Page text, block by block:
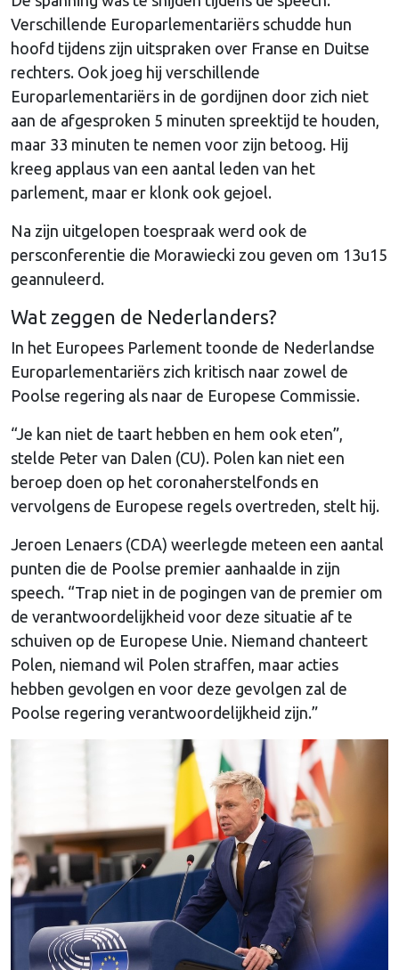
Verschillende Europarlementariërs schudde hun
hoofd tijdens zijn uitspraken over Franse en Duitse
rechters. Ook joeg hij verschillende
Europarlementariërs in de gordijnen door zich niet
aan de afgesproken 5 minuten spreektijd te houden,
maar 33 minuten te nemen voor zijn betoog. Hij
kreeg applaus van een aantal leden van het
parlement, maar er klonk ook gejoel.
Na zijn uitgelopen toespraak werd ook de
persconferentie die Morawiecki zou geven om 13u15
geannuleerd.
Wat zeggen de Nederlanders?
In het Europees Parlement toonde de Nederlandse
Europarlementariërs zich kritisch naar zowel de
Poolse regering als naar de Europese Commissie.
“Je kan niet de taart hebben en hem ook eten”,
stelde Peter van Dalen (CU). Polen kan niet een
beroep doen op het coronaherstelfonds en
vervolgens de Europese regels overtreden, stelt hij.
Jeroen Lenaers (CDA) weerlegde meteen een aantal
punten die de Poolse premier aanhaalde in zijn
speech. “Trap niet in de pogingen van de premier om
de verantwoordelijkheid voor deze situatie af te
schuiven op de Europese Unie. Niemand chanteert
Polen, niemand wil Polen straffen, maar acties
hebben gevolgen en voor deze gevolgen zal de
Poolse regering verantwoordelijkheid zijn.”